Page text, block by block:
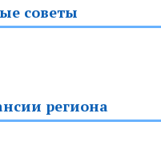
советы
региона